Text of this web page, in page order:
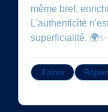
même bref,
L'authenticité
superficialité. 🌍✨
J'aime